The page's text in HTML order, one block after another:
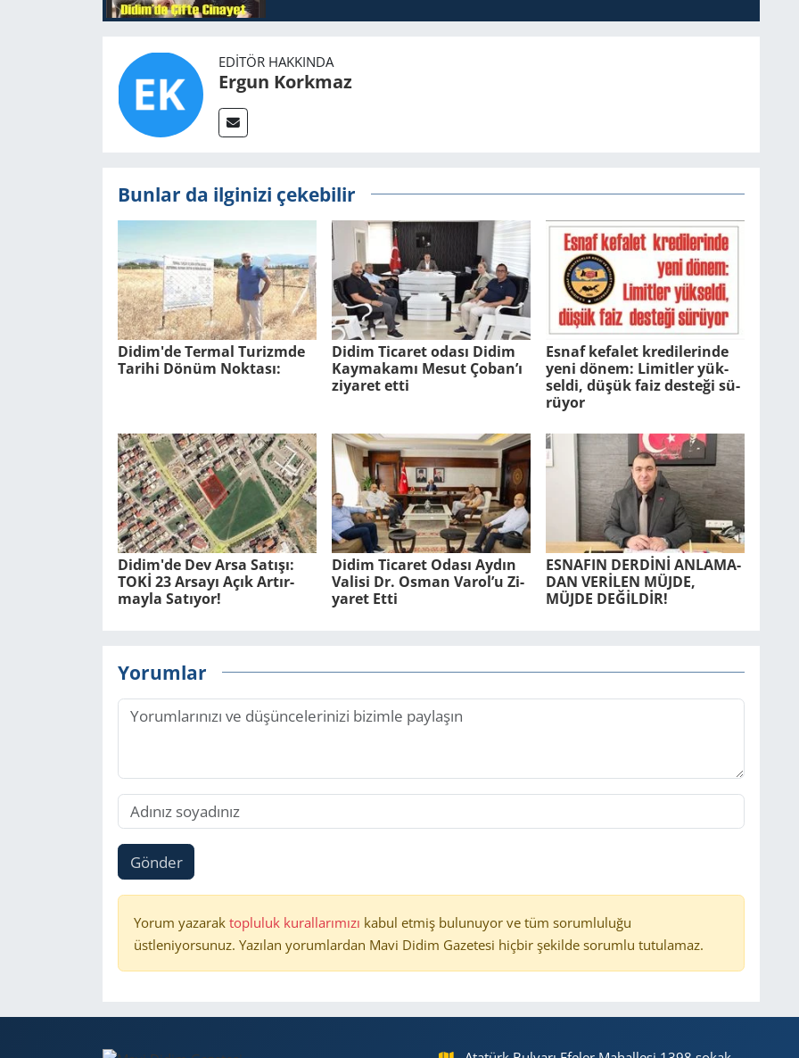
EDITÖR HAKKINDA
Ergun Korkmaz
Bunlar da ilginizi çekebilir
Didim'de Ter­mal Tu­rizm­de
Ta­ri­hi Dönüm Nok­ta­sı:
Didim Ticaret odası Didim
Kaymakamı Mesut Çoban’ı
ziyaret etti
Esnaf ke­fa­let kre­di­le­rin­de
yeni dönem: Li­mit­ler yük­
sel­di, düşük faiz des­te­ği sü­
rü­yor
Didim'de Dev Arsa Sa­tı­şı:
TOKİ 23 Ar­sa­yı Açık Ar­tır­
may­la Sa­tı­yor!
Didim Ti­ca­ret Odası Aydın
Va­li­si Dr. Osman Varol’u Zi­
ya­ret Etti
ES­NA­FIN DERDİNİ AN­LA­MA­
DAN VERİLEN MÜJDE,
MÜJDE DEĞİLDİR!
Yorumlar
Gönder
Yorum yazarak topluluk kurallarımızı kabul etmiş bulunuyor ve tüm sorumluluğu
üstleniyorsunuz. Yazılan yorumlardan Mavi Didim Gazetesi hiçbir şekilde sorumlu tutulamaz.